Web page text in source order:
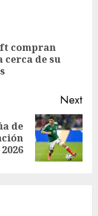
compran
cerca de su
Next
de